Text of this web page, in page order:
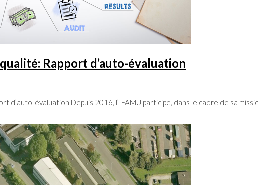
Rapport d’auto-évaluation
d’auto-évaluation Depuis 2016, l’IFAMU participe, dans le cadre de sa